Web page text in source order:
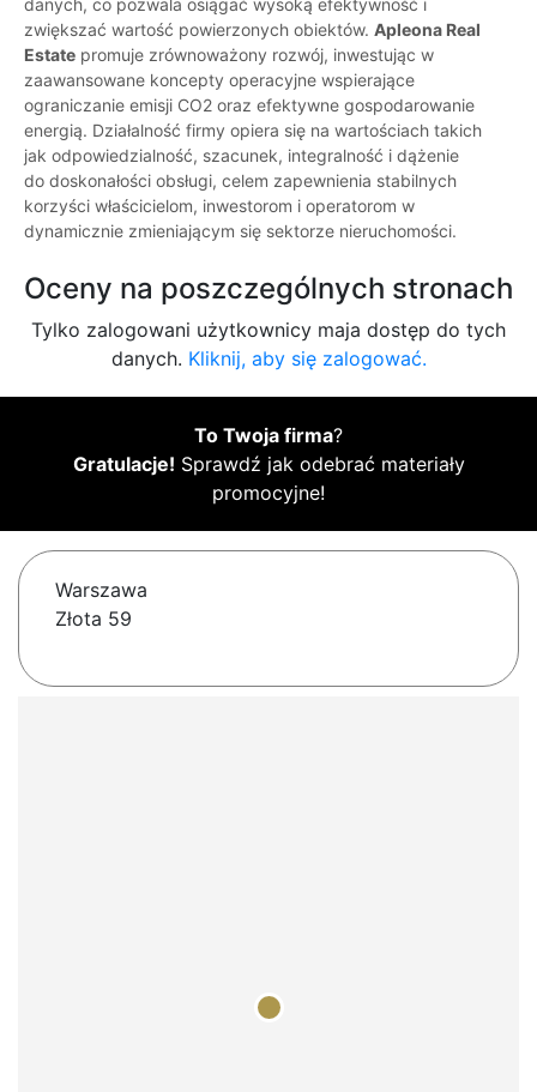
danych, co pozwala osiągać wysoką efektywność i
zwiększać wartość powierzonych obiektów. Apleona Real
Estate promuje zrównoważony rozwój, inwestując w
zaawansowane koncepty operacyjne wspierające
ograniczanie emisji CO2 oraz efektywne gospodarowanie
energią. Działalność firmy opiera się na wartościach takich
jak odpowiedzialność, szacunek, integralność i dążenie
do doskonałości obsługi, celem zapewnienia stabilnych
korzyści właścicielom, inwestorom i operatorom w
dynamicznie zmieniającym się sektorze nieruchomości.
Oceny na poszczególnych stronach
Tylko zalogowani użytkownicy maja dostęp do tych
danych. Kliknij, aby się zalogować.
To Twoja firma?
Gratulacje! Sprawdź jak odebrać materiały
promocyjne!
Warszawa
Złota 59